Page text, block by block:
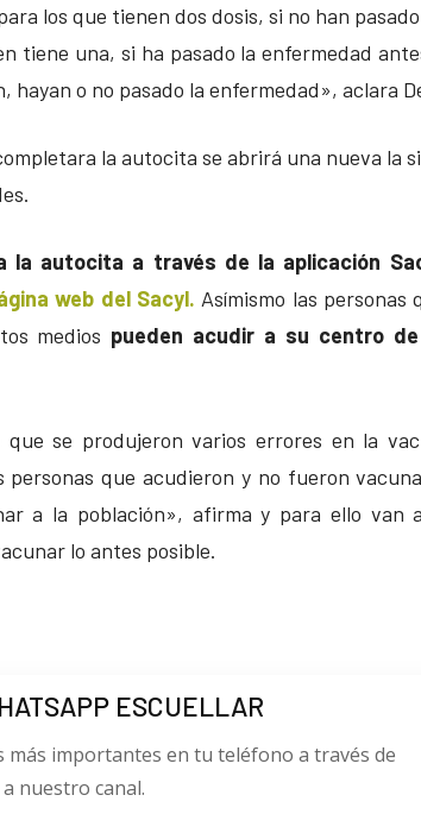
los que tienen dos dosis, si no han
tiene una, si ha pasado la enfermedad
hayan o no pasado la enfermedad», aclara
la autocita se abrirá una nueva la
la autocita a través de la aplicación
web del Sacyl. Asímismo las
medios pueden acudir a su centro
que se produjeron varios errores en la
personas que acudieron y no fueron
a la población», afirma y para ello
lo antes posible.
ESCUELLAR
más importantes en tu teléfono a través de
nuestro canal.